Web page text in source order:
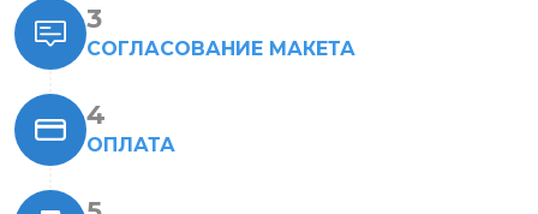
СОГЛАСОВАНИЕ МАКЕТА
ОПЛАТА